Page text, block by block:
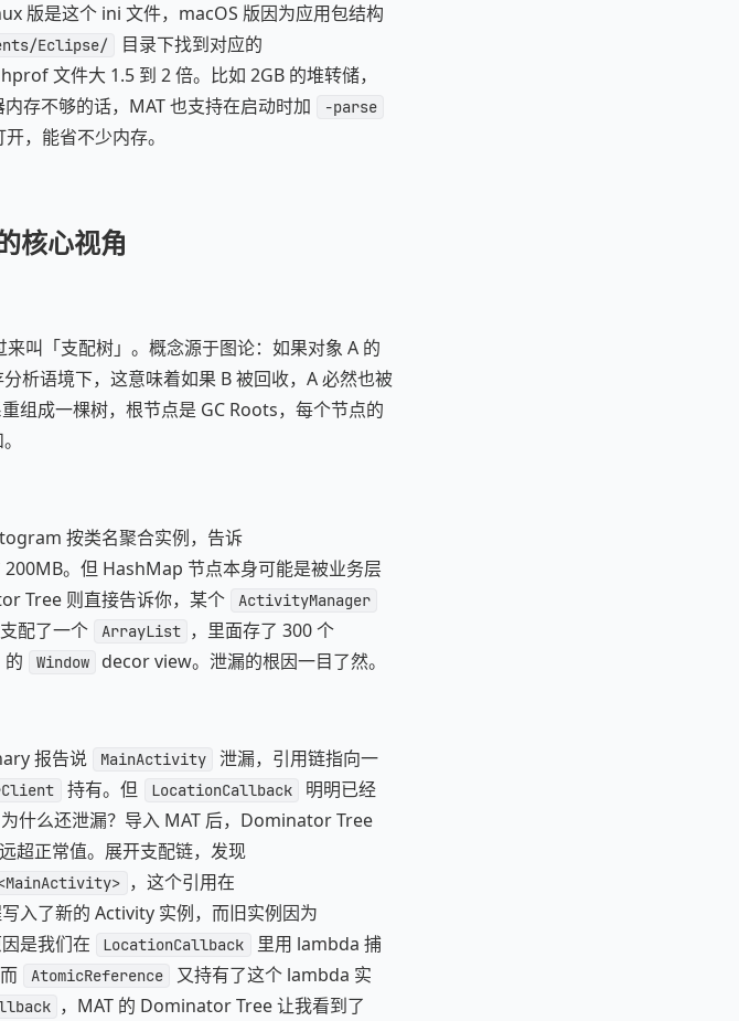
版是这个 ini 文件，macOS 版因为应用包结构
Eclipse/ 目录下找到对应的
文件大 1.5 到 2 倍。比如 2GB 的堆转储，
存不够的话，MAT 也支持在启动时加
-parse
，能省不少内存。
核心视角
叫「支配树」。概念源于图论：如果对象 A 的
析语境下，这意味着如果 B 被回收，A 必然也被
组成一棵树，根节点是 GC Roots，每个节点的
按类名聚合实例，告诉
。但 HashMap 节点本身可能是被业务层
Tree 则直接告诉你，某个
ActivityManager
配了一个 ArrayList ，里面存了 300 个
的 Window decor view。泄漏的根因一目了然。
报告说 MainActivity
泄漏，引用链指向一
持有。但 LocationCallback
明明已经
什么还泄漏？导入 MAT 后，Dominator Tree
超正常值。展开支配链，发现
，这个引用在
入了新的 Activity 实例，而旧实例因为
是我们在 LocationCallback
里用 lambda 捕
AtomicReference
又持有了这个 lambda 实
，MAT 的 Dominator Tree 让我看到了